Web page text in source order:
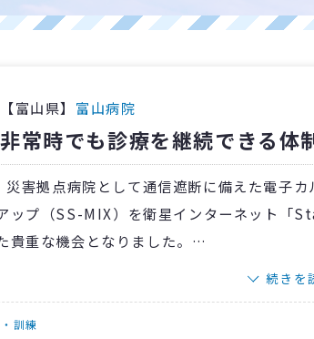
【富山県】 富山病院
非常時でも診療を継続できる体
害拠点病院として通信遮断に備えた電子
ップ（SS-MIX）を衛星インターネット「
貴重な機会となりました。
院会議室では通常回線と衛星回線を並列
が閲覧不可」といった制約も再認識されまし
続きを
訓練